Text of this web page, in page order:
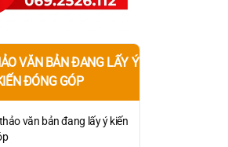
VĂN BẢN ĐANG LẤY Ý
ĐÓNG GÓP
văn bản đang lấy ý kiến